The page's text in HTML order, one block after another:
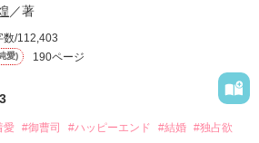
桜がストーカー被害に
同居を提案してきて――。
限りの関係となる。
職場でワンナイトした美青年と再会。
る財閥御曹司にも関わらず、一族を離
実業家、社内でも冷徹だと評判な社長
たのだ――！
の世話係を命じられた美桜は、猫の世
の関係となってしまい――？
／著
数/112,403
愛) 190ページ
愛 #御曹司 #ハッピーエンド #結婚 #独占欲